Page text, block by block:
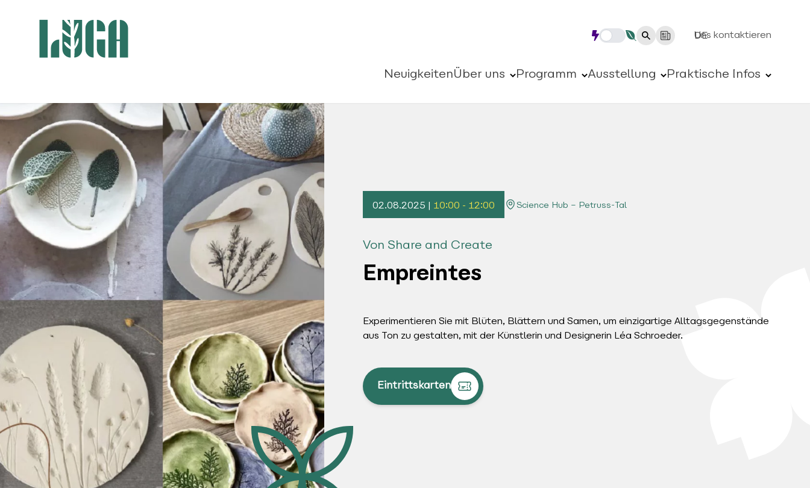
DE
Uns kontaktieren
NeuigkeitenÜber uns Programm Ausstellung Praktische Infos
02.08.2025 | 10:00 - 12:00 Science Hub – Petruss-Tal
Von Share and Create
Empreintes
Experimentieren Sie mit Blüten, Blättern und Samen, um einzigartige Alltagsgegenstände
aus Ton zu gestalten, mit der Künstlerin und Designerin Léa Schroeder.
Eintrittskarten